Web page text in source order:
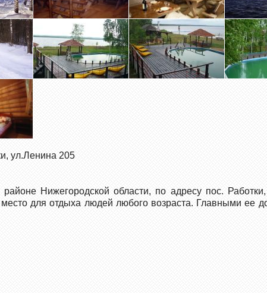
ул.Ленина 205
Нижегородской области, по адресу пос.
для отдыха людей любого возраста. Главными ее